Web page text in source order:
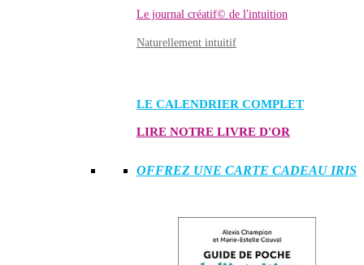
Le journal créatif© de l'intuition
Naturellement intuitif
LE CALENDRIER COMPLET
LIRE NOTRE LIVRE D'OR
OFFREZ UNE CARTE CADEAU IRIS